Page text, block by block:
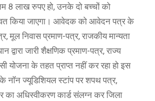
8 लाख रुपए हो, उनके दो बच्चों को
किया जाएगा। आवेदक को आवेदन पत्र के
मूल निवास प्रमाण-पत्र, राजकीय मान्यता
द्वारा जारी शैक्षणिक प्रमाण-पत्र, राज्य
योजना के तहत प्राप्त नहीं कर रहा हो इस
ज्यूडिशियल स्टांप पर शपथ पत्र,
का अधिस्वीकरण कार्ड संलग्न कर जिला